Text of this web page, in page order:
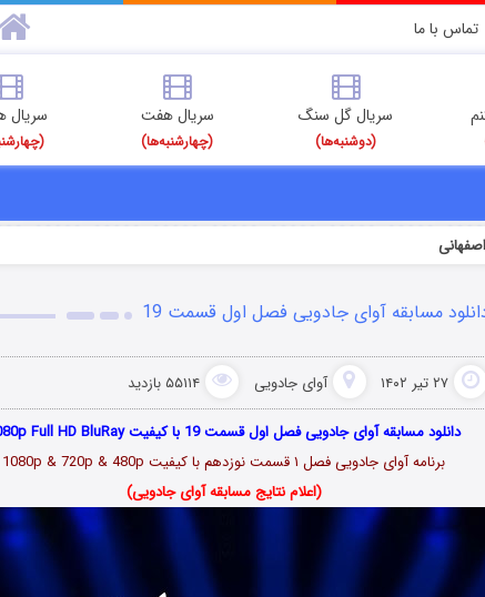
تماس با ما
سریال گل سنگ
(دوشنبه‌ها)
سریال هفت
(چهارشنبه‌ها)
سریال
مسابقه آوای جادویی فصل اول قسمت 19
۲۷ تیر ۱۴۰۲ آوای جادویی ۵۵۱۱۴ بازدید
دانلود مسابقه آوای جادویی فصل اول قسمت 19 با کیفیت 1080p Full HD BluRay
برنامه آوای جادویی فصل ۱ قسمت نوزدهم با کیفیت 1080p & 720p & 480p
(اعلام نتایج مسابقه آوای جادویی)